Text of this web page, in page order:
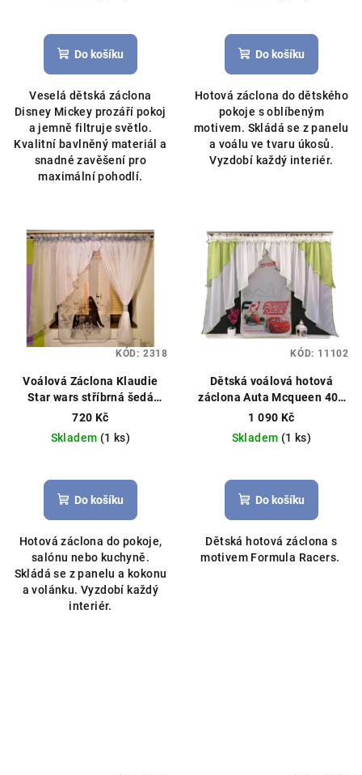
Do košíku
Veselá dětská záclona
Disney Mickey prozáří pokoj
a jemně filtruje světlo.
Kvalitní bavlněný materiál a
snadné zavěšení pro
maximální pohodlí.
Do košíku
Hotová záclona do dětského
pokoje s oblíbeným
motivem. Skládá se z panelu
a voálu ve tvaru úkosů.
Vyzdobí každý interiér.
Voálová Záclona Klaudie
Star wars stříbrná šedá
400x145cm
720 Kč
Skladem (1 ks)
Do košíku
Hotová záclona do pokoje,
salónu nebo kuchyně.
Skládá se z panelu a kokonu
a volánku. Vyzdobí každý
interiér.
KÓD: 2318
Dětská voálová hotová
záclona Auta Mcqueen 400
× 150 cm – bílo-zelená
vzor Mcqueen
1 090 Kč
Skladem (1 ks)
Do košíku
Dětská hotová záclona s
motivem Formula Racers.
KÓD: 11102